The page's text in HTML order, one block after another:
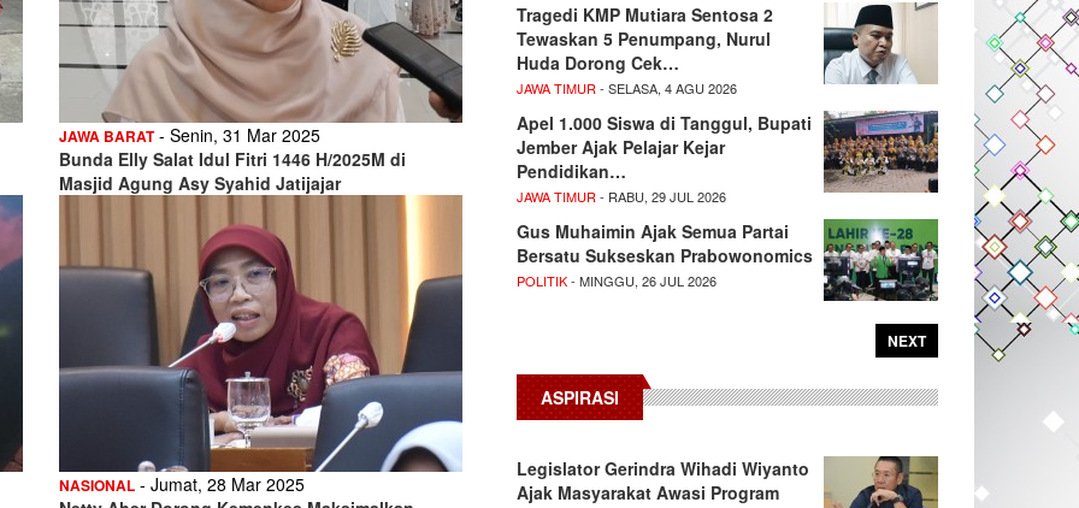
JAWA BARAT- Senin, 31 Mar 2025
Bunda Elly Salat Idul Fitri 1446 H/2025M di
Masjid Agung Asy Syahid Jatijajar
NASIONAL - Jumat, 28 Mar 2025
Tragedi KMP Mutiara Sentosa 2
Tewaskan 5 Penumpang, Nurul
Huda Dorong Cek…
JAWA TIMUR - SELASA, 4 AGU 2026
Apel 1.000 Siswa di Tanggul, Bupati
Jember Ajak Pelajar Kejar
Pendidikan…
JAWA TIMUR - RABU, 29 JUL 2026
Gus Muhaimin Ajak Semua Partai
Bersatu Sukseskan Prabowonomics
POLITIK- MINGGU, 26 JUL 2026
NEXT
ASPIRASI
Legislator Gerindra Wihadi Wiyanto
Ajak Masyarakat Awasi Program